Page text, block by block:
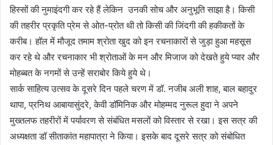
हिस्सों की नुमाइंदगी कर रहे हैं लेकिन उनकी सोच और अनुभूति साझा है। किसी
की तहरीर प्रकृति प्रेम से ओत-प्रोत थी तो किसी की जिंदगी की हकीकतों के
करीब। हॉल में मौजूद तमाम श्रोता खुद को इन रचनाकारों से जुड़ा हुआ महसूस
कर रहे थे और रचनाकार भी श्रोताओं के मन और मिजाज को देखते हुये प्यार और
मोहब्बत के नगमों से उन्हें सराबोर किये हुये थे।
सार्क साहित्य उत्सव के दूसरे दिन पहले चरण में डॉ. नजीब अली शाह, बाल बहादुर
थापा, प्रनिथ आबायासुंदरे, केवी डॉमिनिक और मोहम्मद नुरूल हुदा ने अपने
मुख्तलफ तहरीरों में पर्यावरण से संबंधित मसलों को विस्तार से रखा। इस सत्र की
अध्यक्षता डॉ सीताकांत महापात्रा ने किया। इसके बाद दूसरे सत्र को संबोधित